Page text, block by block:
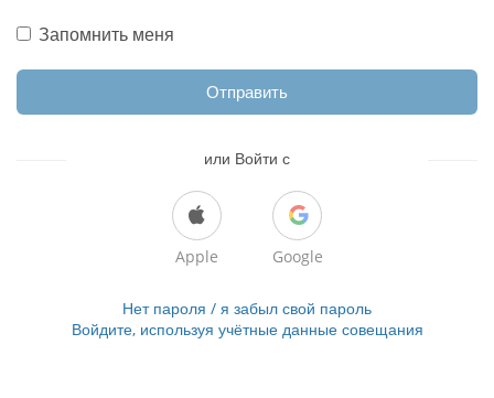
Запомнить меня
Отправить
или Войти с
Apple Google
Нет пароля / я забыл свой пароль
Войдите, используя учётные данные совещания